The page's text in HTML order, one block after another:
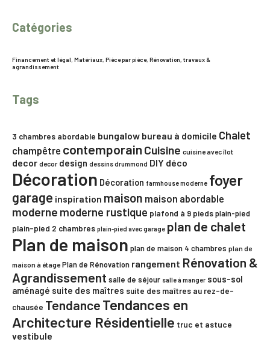
Catégories
Financement et légal, Matériaux, Pièce par pièce, Rénovation, travaux &
agrandissement
Tags
3 chambres abordable bungalow bureau à domicile Chalet
champêtre contemporain Cuisine cuisine avec îlot
decor decor design dessins drummond DIY déco
Décoration Décoration farmhouse moderne foyer
garage inspiration maison maison abordable
moderne moderne rustique plafond à 9 piedsplain-pied
plain-pied 2 chambres plain-pied avec garage plan de chalet
Plan de maison plan de maison 4 chambres plan de
maison à étage Plan de Rénovation rangement Rénovation &
Agrandissement salle de séjour salle à manger sous-sol
aménagé suite des maîtres suite des maîtres au rez-de-
chausée Tendance Tendances en
Architecture Résidentielle truc et astuce
vestibule